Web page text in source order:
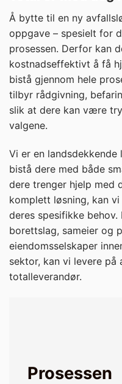
Å bytte til en ny
oppgave – spesielt for
prosessen. Derfor kan
kostnadseffektivt å få
bistå gjennom hele
tilbyr rådgivning,
slik at dere kan være
valgene.
Vi er en
bistå dere med både
dere trenger hjelp med
komplett løsning, kan
deres spesifikke
borettslag, sameier og
eiendomsselskaper
sektor, kan vi levere på
totalleverandør.
Prosessen